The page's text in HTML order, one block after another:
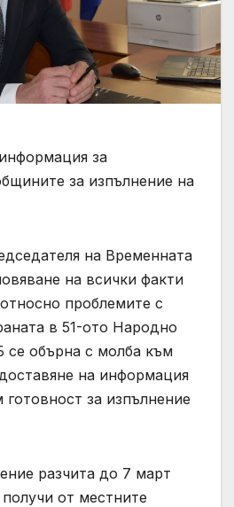
на Временната
на всички факти
проблемите с
в 51-ото Народно
обърна с молба към
на информация
готовност за изпълнение
разчита до 7 март
от местните